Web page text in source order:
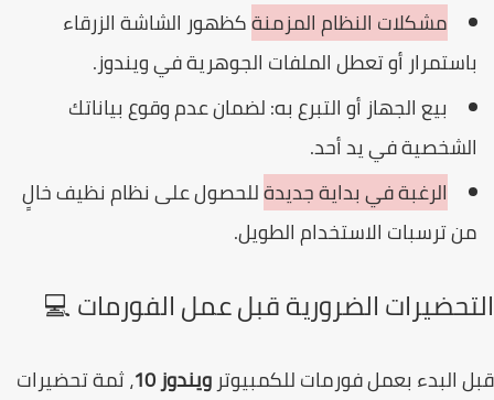
مشكلات النظام المزمنةكظهور الشاشة الزرقاء
أو تعطل الملفات الجوهرية في ويندوز.
بيع الجهاز أو التبرع به: لضمان عدم وقوع بياناتك
في يد أحد.
الرغبة في بداية جديدةللحصول على نظام نظيف خالٍ
ترسبات الاستخدام الطويل.
الضرورية قبل عمل الفورمات 💻
البدء بعمل فورمات للكمبيوترويندوز 10
، ثمة تحضيرات